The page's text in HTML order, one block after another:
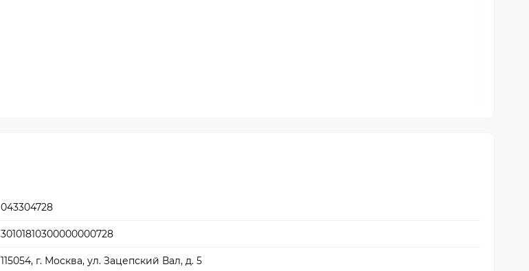
043304728
30101810300000000728
115054, г. Москва, ул. Зацепский Вал, д. 5